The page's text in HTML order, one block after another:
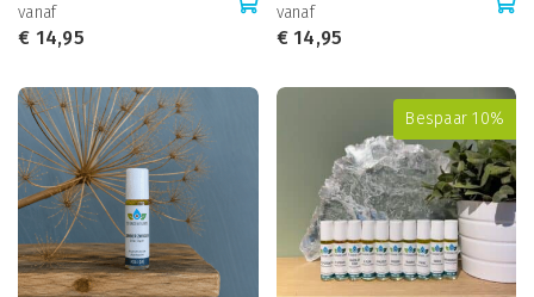
vanaf
€ 14,95
vanaf
€14,95
Bespaar 10%